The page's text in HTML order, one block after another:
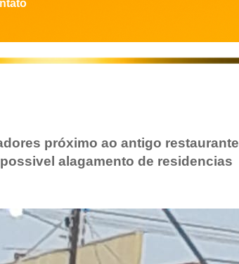
próximo ao antigo restaurante
alagamento de residencias